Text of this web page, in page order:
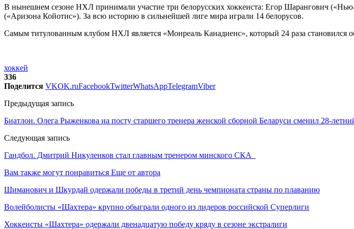
В нынешнем сезоне НХЛ принимали участие три белорусских хоккеиста: Егор Шарангович
(«Аризона Койотис»). За всю историю в сильнейшей лиге мира играли 14 белорусов.
Самым титулованным клубом НХЛ является «Монреаль Канадиенс», который 24 раза становился
хоккей
336
Поделится VKOK.ruFacebookTwitterWhatsAppTelegramViber
Предыдущая запись
Биатлон. Олега Рыженкова на посту старшего тренера женской сборной Беларуси сменил 28-
Следующая запись
Гандбол. Дмитрий Никуленков стал главным тренером минского СКА
Вам также могут понравиться Еще от автора
Шиманович и Шкурдай одержали победы в третий день чемпионата страны по плаванию
Волейболисты «Шахтера» крупно обыграли одного из лидеров российской Суперлиги
Хоккеисты «Шахтера» одержали двенадцатую победу кряду в сезоне экстралиги